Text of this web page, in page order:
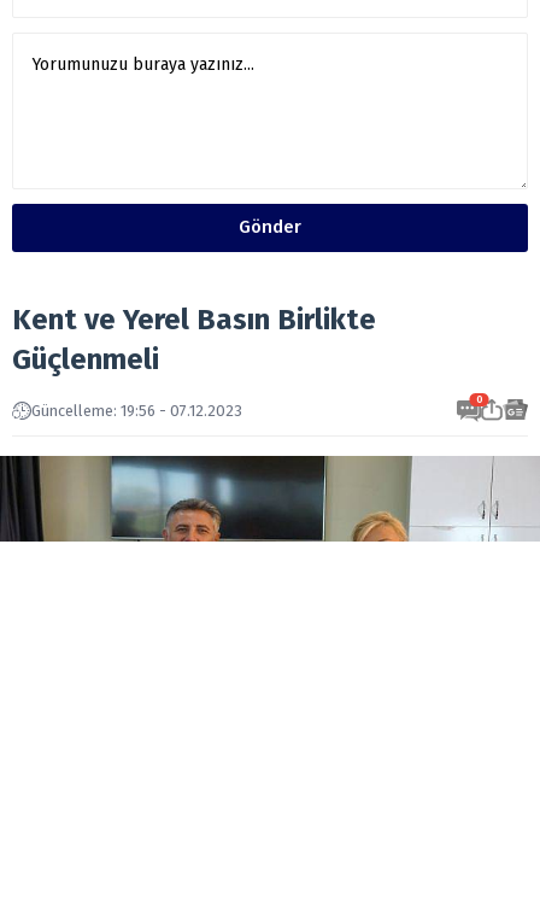
Gönder
Kent ve Yerel Basın Birlikte
Güçlenmeli
Güncelleme: 19:56 - 07.12.2023
0